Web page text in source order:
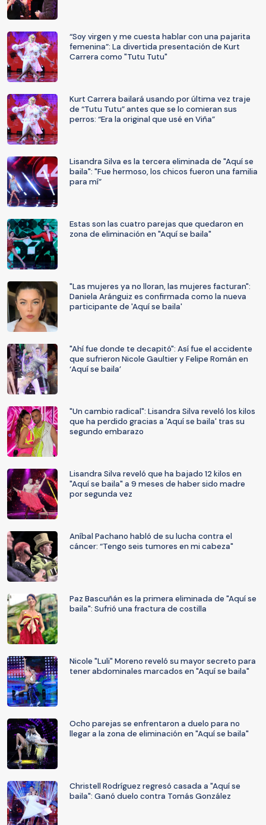
“Soy virgen y me cuesta hablar con una pajarita
femenina”: La divertida presentación de Kurt
Carrera como "Tutu Tutu"
Kurt Carrera bailará usando por última vez traje
de “Tutu Tutu” antes que se lo comieran sus
perros: “Era la original que usé en Viña”
Lisandra Silva es la tercera eliminada de "Aquí se
baila": "Fue hermoso, los chicos fueron una familia
para mí”
Estas son las cuatro parejas que quedaron en
zona de eliminación en "Aquí se baila"
"Las mujeres ya no lloran, las mujeres facturan":
Daniela Aránguiz es confirmada como la nueva
participante de 'Aquí se baila'
"Ahí fue donde te decapitó": Así fue el accidente
que sufrieron Nicole Gaultier y Felipe Román en
‘Aquí se baila’
"Un cambio radical": Lisandra Silva reveló los kilos
que ha perdido gracias a 'Aquí se baila' tras su
segundo embarazo
Lisandra Silva reveló que ha bajado 12 kilos en
"Aquí se baila" a 9 meses de haber sido madre
por segunda vez
Aníbal Pachano habló de su lucha contra el
cáncer: “Tengo seis tumores en mi cabeza"
Paz Bascuñán es la primera eliminada de "Aquí se
baila": Sufrió una fractura de costilla
Nicole "Luli" Moreno reveló su mayor secreto para
tener abdominales marcados en "Aquí se baila"
Ocho parejas se enfrentaron a duelo para no
llegar a la zona de eliminación en "Aquí se baila"
Christell Rodríguez regresó casada a "Aquí se
baila": Ganó duelo contra Tomás González